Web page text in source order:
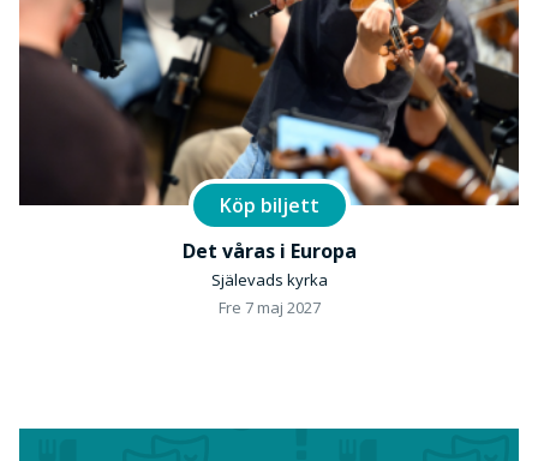
Köp biljett
Det våras i Europa
Själevads kyrka
Fre 7 maj 2027